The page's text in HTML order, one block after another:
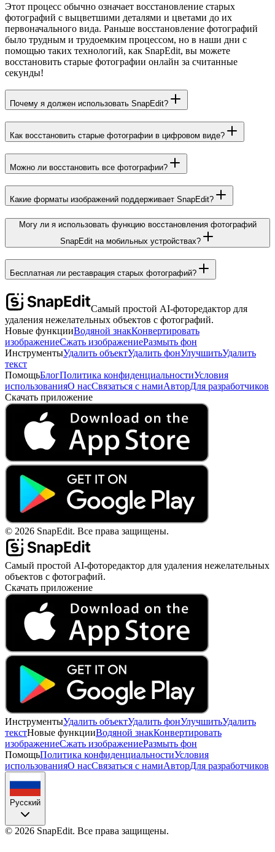
Этот процесс обычно означает восстановление старых
фотографий с выцветшими деталями и цветами до их
первоначального вида. Раньше восстановление фотографий
было трудным и трудоемким процессом, но в наши дни с
помощью таких технологий, как SnapEdit, вы можете
восстановить старые фотографии онлайн за считанные
секунды!
Почему я должен использовать SnapEdit?
Как восстановить старые фотографии в цифровом виде?
Можно ли восстановить все фотографии?
Какие форматы изображений поддерживает SnapEdit?
Могу ли я использовать функцию восстановления фотографий
SnapEdit на мобильных устройствах?
Бесплатная ли реставрация старых фотографий?
Самый простой AI-фоторедактор для
удаления нежелательных объектов с фотографий.
Новые функцииВодяной знакКонвертировать
изображениеСжать изображениеРазмыть фон
ИнструментыУдалить объектУдалить фонУлучшитьУдалить
текст
ПомощьБлогПолитика конфиденциальностиУсловия
использованияО насСвязаться с намиАвторДля разработчиков
Скачать приложение
© 2026 SnapEdit. Все права защищены.
Самый простой AI-фоторедактор для удаления нежелательных
объектов с фотографий.
Скачать приложение
ИнструментыУдалить объектУдалить фонУлучшитьУдалить
текстНовые функцииВодяной знакКонвертировать
изображениеСжать изображениеРазмыть фон
ПомощьПолитика конфиденциальностиУсловия
использованияО насСвязаться с намиАвторДля разработчиков
Русский
© 2026 SnapEdit. Все права защищены.